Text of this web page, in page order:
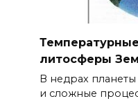
литосферы
В недрах
и сложные